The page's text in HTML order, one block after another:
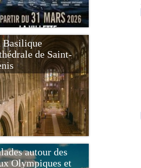
Basilique
de Saint-
autour des
Olympiques et